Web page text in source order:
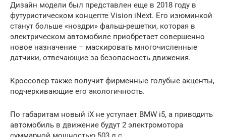
Дизайн модели был представлен еще в 2018 году в
футуристическом концепте Vision iNext. Его изюминкой
станут больше «ноздри» фальш-решетки, которая в
электрическом автомобиле приобретает совершенно
новое назначение – маскировать многочисленные
датчики, отвечающие за безопасность движения.
Кроссовер также получит фирменные голубые акценты,
подчеркивающие его экологичность.
По габаритам новый iX не уступает BMW i5, а приводить
автомобиль в движение будут 2 электромотора